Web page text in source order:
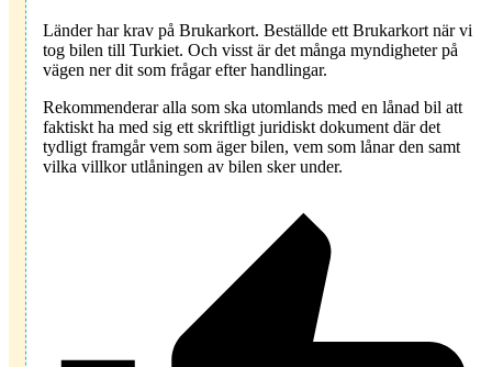
Länder har krav på Brukarkort. Beställde ett Brukarkort när vi
tog bilen till Turkiet. Och visst är det många myndigheter på
vägen ner dit som frågar efter handlingar.
Rekommenderar alla som ska utomlands med en lånad bil att
faktiskt ha med sig ett skriftligt juridiskt dokument där det
tydligt framgår vem som äger bilen, vem som lånar den samt
vilka villkor utlåningen av bilen sker under.